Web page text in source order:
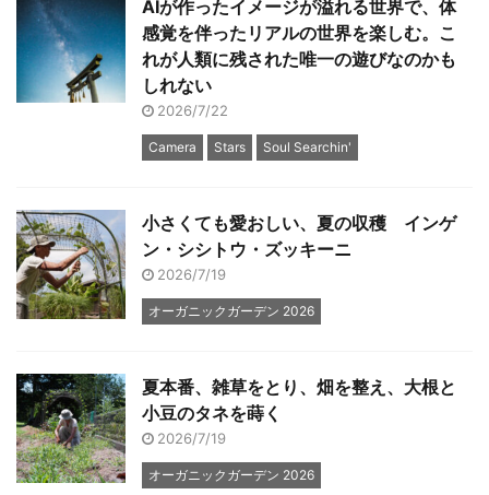
AIが作ったイメージが溢れる世界で、体
感覚を伴ったリアルの世界を楽しむ。こ
れが人類に残された唯一の遊びなのかも
しれない
2026/7/22
Camera Stars Soul Searchin'
小さくても愛おしい、夏の収穫 インゲ
ン・シシトウ・ズッキーニ
2026/7/19
オーガニックガーデン 2026
夏本番、雑草をとり、畑を整え、大根と
小豆のタネを蒔く
2026/7/19
オーガニックガーデン 2026